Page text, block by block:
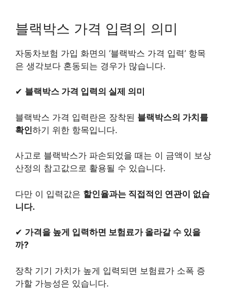
블랙박스 가격 입력의 의미
자동차보험 가입 화면의 ‘블랙박스 가격 입력’ 항목
은 생각보다 혼동되는 경우가 많습니다.
✔ 블랙박스 가격 입력의 실제 의미
블랙박스 가격 입력란은 장착된 블랙박스의 가치를
확인하기 위한 항목입니다.
사고로 블랙박스가 파손되었을 때는 이 금액이 보상
산정의 참고값으로 활용될 수 있습니다.
다만 이 입력값은 할인율과는 직접적인 연관이 없습
니다.
✔ 가격을 높게 입력하면 보험료가 올라갈 수 있을
까?
장착 기기 가치가 높게 입력되면 보험료가 소폭 증
가할 가능성은 있습니다.